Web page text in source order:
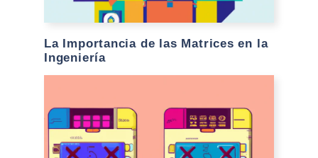
La Importancia de las Matrices en la
Ingeniería